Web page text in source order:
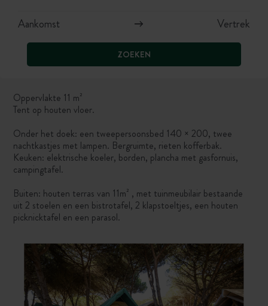
ZOEKEN
Oppervlakte 11 m²
Tent op houten vloer.
Onder het doek: een tweepersoonsbed 140 × 200, twee
nachtkastjes met lampen. Bergruimte, rieten kofferbak.
Keuken: elektrische koeler, borden, plancha met gasfornuis,
campingtafel.
Buiten: houten terras van 11m² , met tuinmeubilair bestaande
uit 2 stoelen en een bistrotafel, 2 klapstoeltjes, een houten
picknicktafel en een parasol.